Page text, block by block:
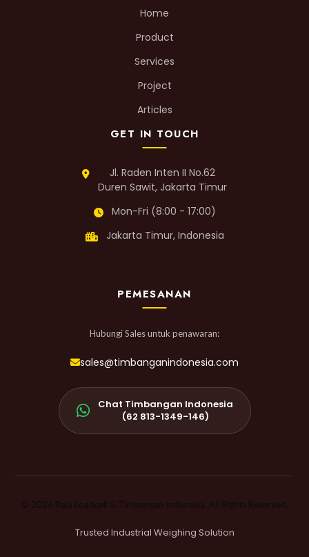
Home
Product
Services
Project
Articles
GET IN TOUCH
Jl. Raden Inten II No.62
Duren Sawit, Jakarta Timur
Mon-Fri (8:00 - 17:00)
Jakarta Timur, Indonesia
PEMESANAN
Hubungi Sales untuk penawaran:
sales@timbanganindonesia.com
Chat Timbangan Indonesia
(62 813-1349-146)
© 2026 Raja Loadcell & Timbangan Indonesia. All Rights Reserved.
Trusted Industrial Weighing Solution